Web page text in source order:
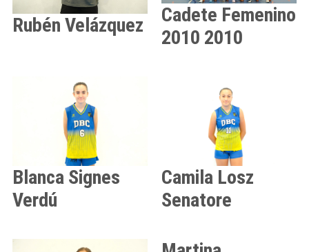
Rubén Velázquez
Cadete Femenino
2010 2010
Blanca Signes
Verdú
Camila Losz
Senatore